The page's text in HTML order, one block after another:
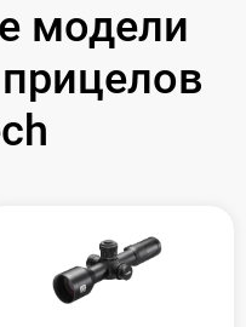
модели